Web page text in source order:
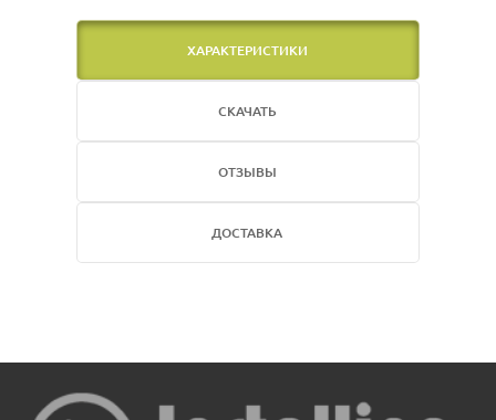
ХАРАКТЕРИСТИКИ
СКАЧАТЬ
ОТЗЫВЫ
ДОСТАВКА